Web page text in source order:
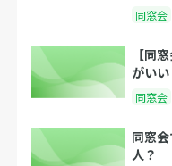
同窓会
【同
がいい
同窓会
同窓
人？